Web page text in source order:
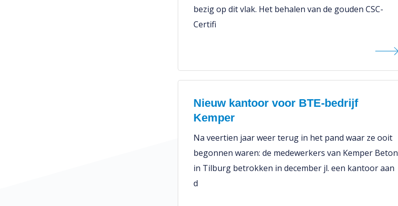
bezig op dit vlak. Het behalen van de gouden CSC-
Certifi
Nieuw kantoor voor BTE-bedrijf
Kemper
Na veertien jaar weer terug in het pand waar ze ooit
begonnen waren: de medewerkers van Kemper Beton
in Tilburg betrokken in december jl. een kantoor aan
d